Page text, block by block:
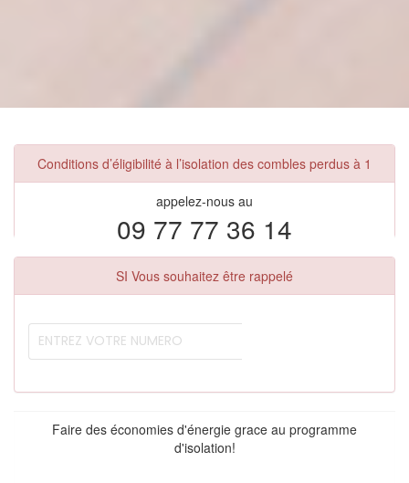
Conditions d’éligibilité à l’isolation des combles perdus à 1
appelez-nous au
09 77 77 36 14
SI Vous souhaitez être rappelé
Faire des économies d'énergie grace au programme
d'isolation!